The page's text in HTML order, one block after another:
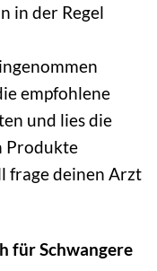
in der Regel
empfohlene
und lies die
Produkte
frage deinen Arzt
für Schwangere